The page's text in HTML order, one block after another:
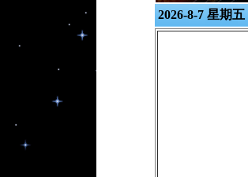
2026-8-7 星期五